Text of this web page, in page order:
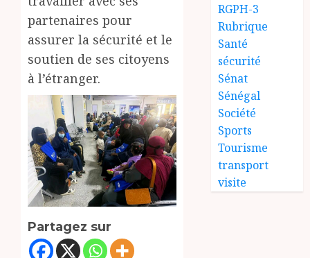
partenaires pour
assurer la sécurité et le
soutien de ses citoyens
à l’étranger.
Partagez sur
RGPH-3
Rubrique
Santé
sécurité
Sénat
Sénégal
Société
Sports
Tourisme
transport
visite